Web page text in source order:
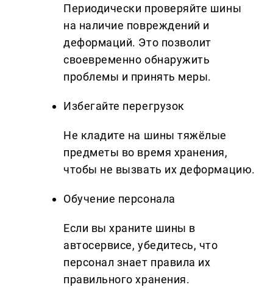
Периодически проверяйте шины
на наличие повреждений и
деформаций. Это позволит
своевременно обнаружить
проблемы и принять меры.
Избегайте перегрузок
Не кладите на шины тяжёлые
предметы во время хранения,
чтобы не вызвать их деформацию.
Обучение персонала
Если вы храните шины в
автосервисе, убедитесь, что
персонал знает правила их
правильного хранения.